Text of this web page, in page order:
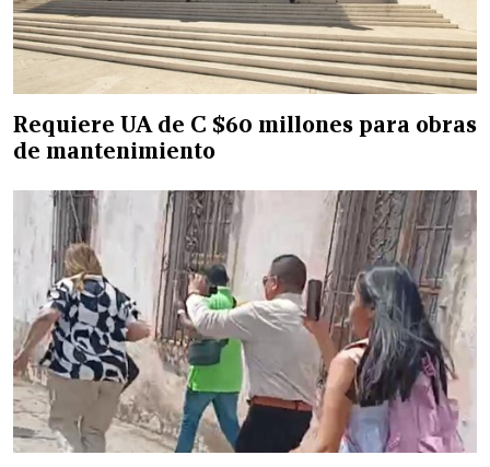
Requiere UA de C $60 millones para obras
de mantenimiento